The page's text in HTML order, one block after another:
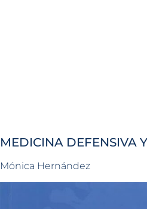
MEDICINA DEFENSIVA
Mónica Hernández